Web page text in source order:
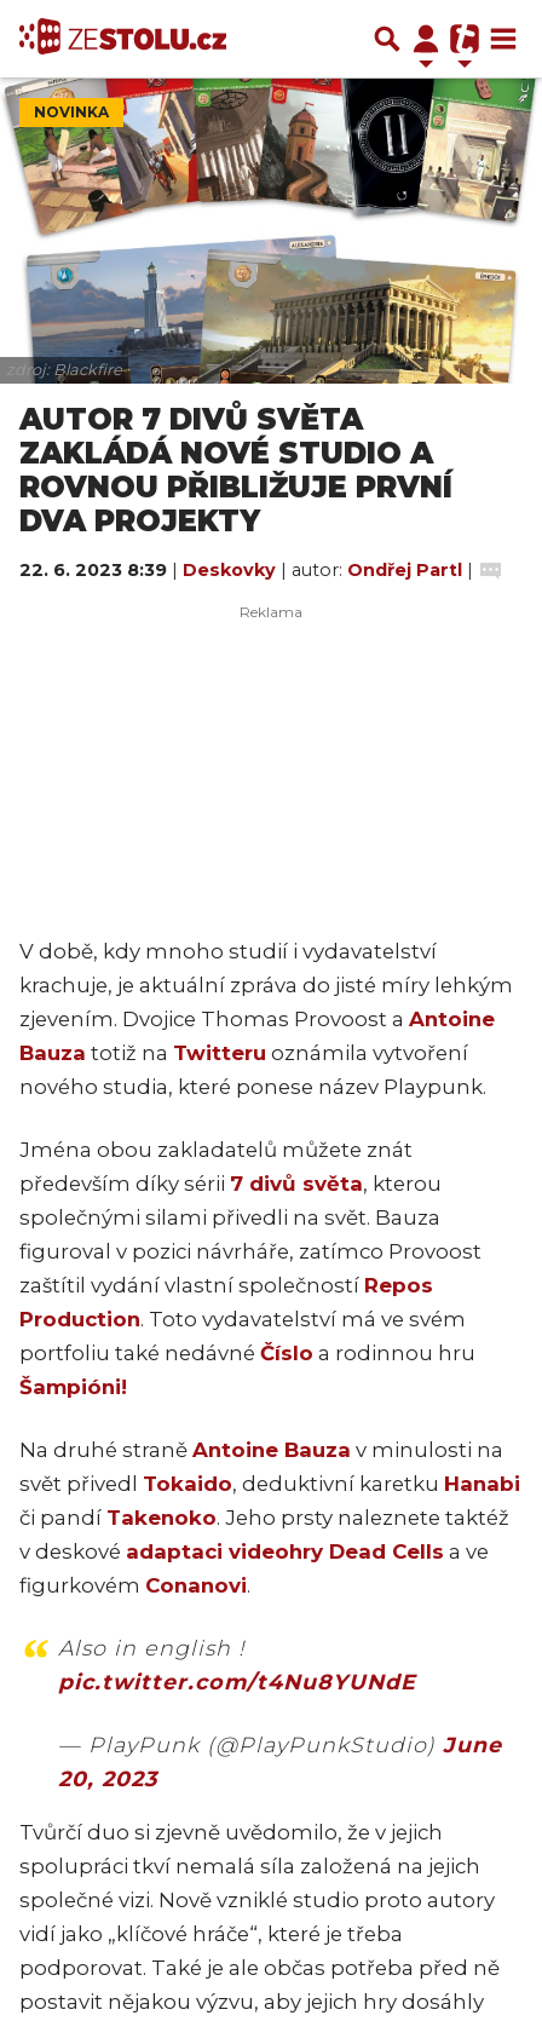
NOVINKA
zdroj: Blackfire
AUTOR 7 DIVŮ SVĚTA
ZAKLÁDÁ NOVÉ STUDIO A
ROVNOU PŘIBLIŽUJE PRVNÍ
DVA PROJEKTY
22. 6. 2023 8:39 | Deskovky | autor: Ondřej Partl |
V době, kdy mnoho studií i vydavatelství
krachuje, je aktuální zpráva do jisté míry lehkým
zjevením. Dvojice Thomas Provoost a Antoine
Bauza totiž na Twitteru oznámila vytvoření
nového studia, které ponese název Playpunk.
Jména obou zakladatelů můžete znát
především díky sérii 7 divů světa, kterou
společnými silami přivedli na svět. Bauza
figuroval v pozici návrháře, zatímco Provoost
zaštítil vydání vlastní společností Repos
Production. Toto vydavatelství má ve svém
portfoliu také nedávné Číslo a rodinnou hru
Šampióni!
Na druhé straně Antoine Bauza v minulosti na
svět přivedl Tokaido, deduktivní karetku Hanabi
či pandí Takenoko. Jeho prsty naleznete taktéž
v deskové adaptaci videohry Dead Cells a ve
figurkovém Conanovi.
Also in english !
pic.twitter.com/t4Nu8YUNdE
— PlayPunk (@PlayPunkStudio) June
20, 2023
Tvůrčí duo si zjevně uvědomilo, že v jejich
spolupráci tkví nemalá síla založená na jejich
společné vizi. Nově vzniklé studio proto autory
vidí jako „klíčové hráče“, které je třeba
podporovat. Také je ale občas potřeba před ně
postavit nějakou výzvu, aby jejich hry dosáhly